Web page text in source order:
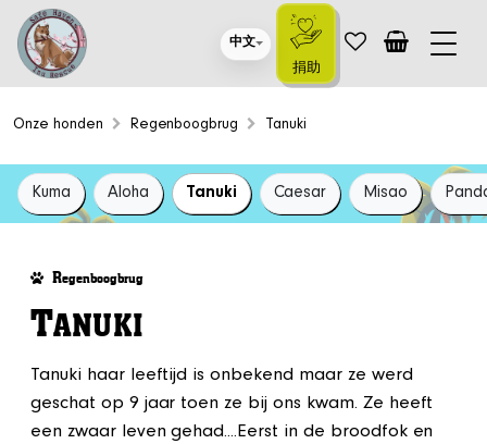
中文
捐助
Onze honden Regenboogbrug Tanuki
Kuma Aloha Tanuki Caesar Misao
Regenboogbrug
TANUKI
Tanuki haar leeftijd is onbekend maar ze werd
geschat op 9 jaar toen ze bij ons kwam. Ze heeft
een zwaar leven gehad....Eerst in de broodfok en